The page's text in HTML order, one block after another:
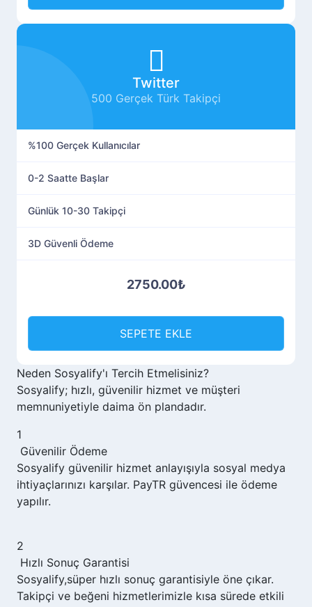
Twitter
500 Gerçek Türk Takipçi
%100 Gerçek Kullanıcılar
0-2 Saatte Başlar
Günlük 10-30 Takipçi
3D Güvenli Ödeme
2750.00₺
SEPETE EKLE
Neden Sosyalify'ı Tercih Etmelisiniz?
Sosyalify; hızlı, güvenilir hizmet ve müşteri
memnuniyetiyle daima ön plandadır.
1
Güvenilir Ödeme
Sosyalify güvenilir hizmet anlayışıyla sosyal medya
ihtiyaçlarınızı karşılar. PayTR güvencesi ile ödeme
yapılır.
2
Hızlı Sonuç Garantisi
Sosyalify,süper hızlı sonuç garantisiyle öne çıkar.
Takipçi ve beğeni hizmetlerimizle kısa sürede etkili